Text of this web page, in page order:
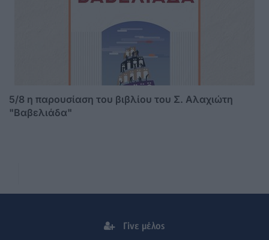
5/8 η παρουσίαση του βιβλίου του Σ. Αλαχιώτη
"Βαβελιάδα"
Γίνε μέλος